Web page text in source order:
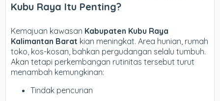
Kubu Raya Itu Penting?
Kemajuan kawasan Kabupaten Kubu Raya
Kalimantan Barat kian meningkat. Area hunian, rumah
toko, kos-kosan, bahkan pergudangan selalu tumbuh.
Akan tetapi perkembangan rutinitas tersebut turut
menambah kemungkinan:
Tindak pencurian